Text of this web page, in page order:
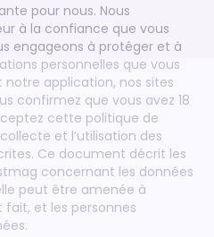
pour nous. Nous
à la confiance que vous
engageons à protéger et à
personnelles que vous
notre application, nos sites
confirmez que vous avez 18
cette politique de
et l’utilisation des
Ce document décrit les
concernant les données
peut être amenée à
fait, et les personnes